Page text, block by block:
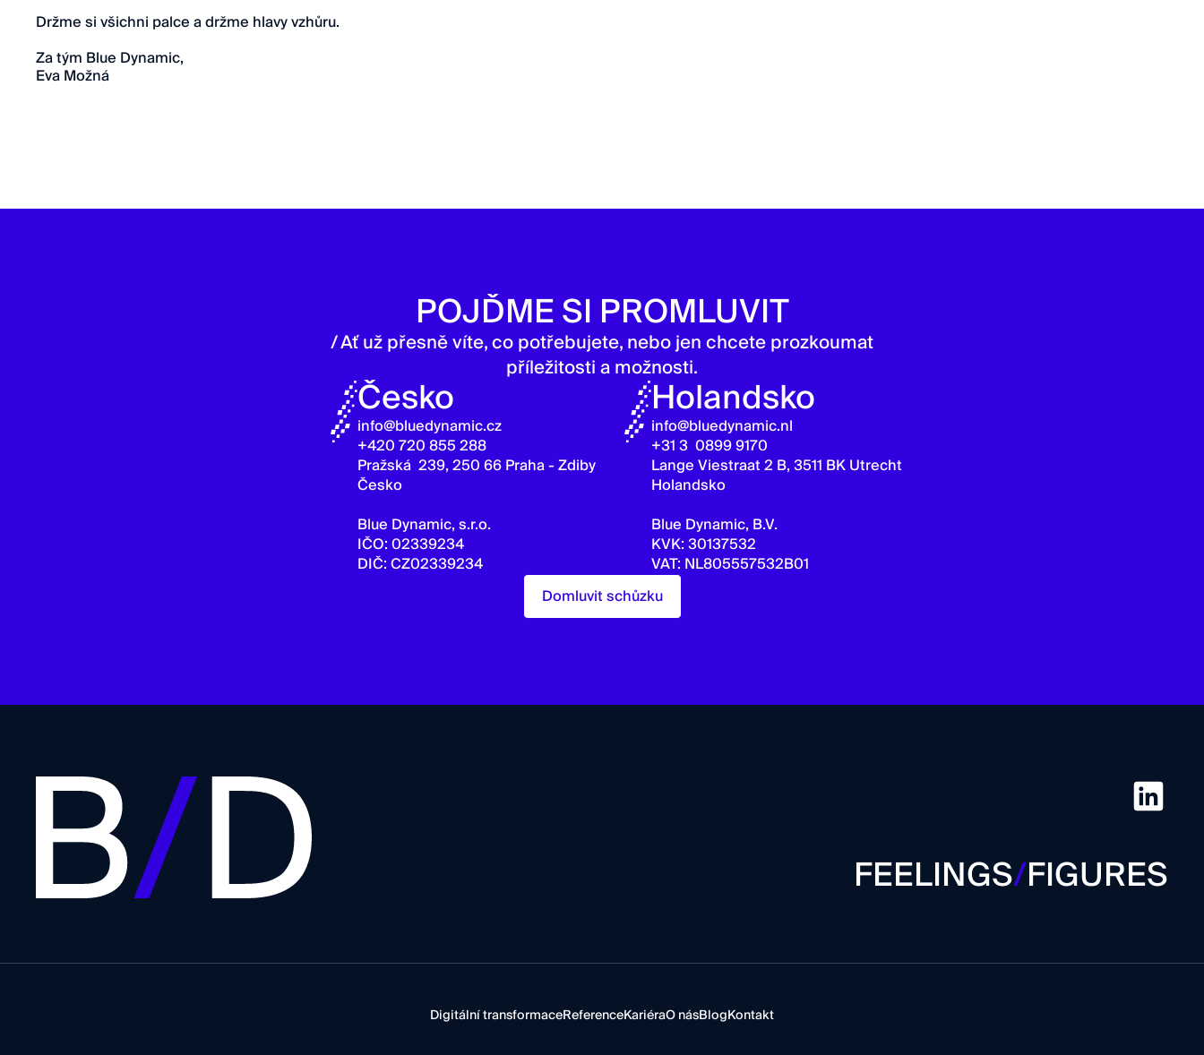
Držme si všichni palce a držme hlavy vzhůru.
Za tým Blue Dynamic,
Eva Možná
POJĎME SI PROMLUVIT
/ Ať už přesně víte, co potřebujete, nebo jen chcete prozkoumat
příležitosti a možnosti.
Česko
info@bluedynamic.cz
+420 720 855 288
Pražská 239, 250 66 Praha - Zdiby
Česko
Blue Dynamic, s.r.o.
IČO: 02339234
DIČ: CZ02339234
Holandsko
info@bluedynamic.nl
+31 3 0899 9170
Lange Viestraat 2 B, 3511 BK Utrecht
Holandsko
Blue Dynamic, B.V.
KVK: 30137532
VAT: NL805557532B01
Domluvit schůzku
FEELINGS/FIGURES
Digitální transformaceReferenceKariéraO násBlogKontakt